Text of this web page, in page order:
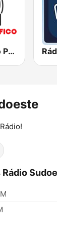
RFM - Oceano Pacífico Online